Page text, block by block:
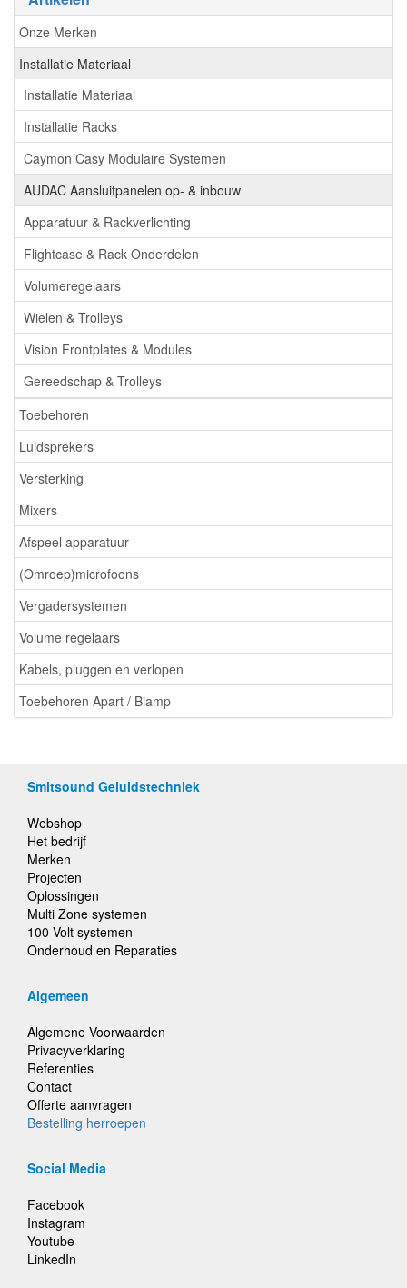
Onze Merken
Installatie Materiaal
Installatie Materiaal
Installatie Racks
Caymon Casy Modulaire Systemen
AUDAC Aansluitpanelen op- & inbouw
Apparatuur & Rackverlichting
Flightcase & Rack Onderdelen
Volumeregelaars
Wielen & Trolleys
Vision Frontplates & Modules
Gereedschap & Trolleys
Toebehoren
Luidsprekers
Versterking
Mixers
Afspeel apparatuur
(Omroep)microfoons
Vergadersystemen
Volume regelaars
Kabels, pluggen en verlopen
Toebehoren Apart / Biamp
Smitsound Geluidstechniek
Webshop
Het bedrijf
Merken
Projecten
Oplossingen
Multi Zone systemen
100 Volt systemen
Onderhoud en Reparaties
Algemeen
Algemene Voorwaarden
Privacyverklaring
Referenties
Contact
Offerte aanvragen
Bestelling herroepen
Social Media
Facebook
Instagram
Youtube
LinkedIn